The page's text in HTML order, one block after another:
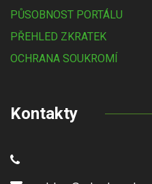
PŮSOBNOST PORTÁLU
PŘEHLED ZKRATEK
OCHRANA SOUKROMÍ
Kontakty